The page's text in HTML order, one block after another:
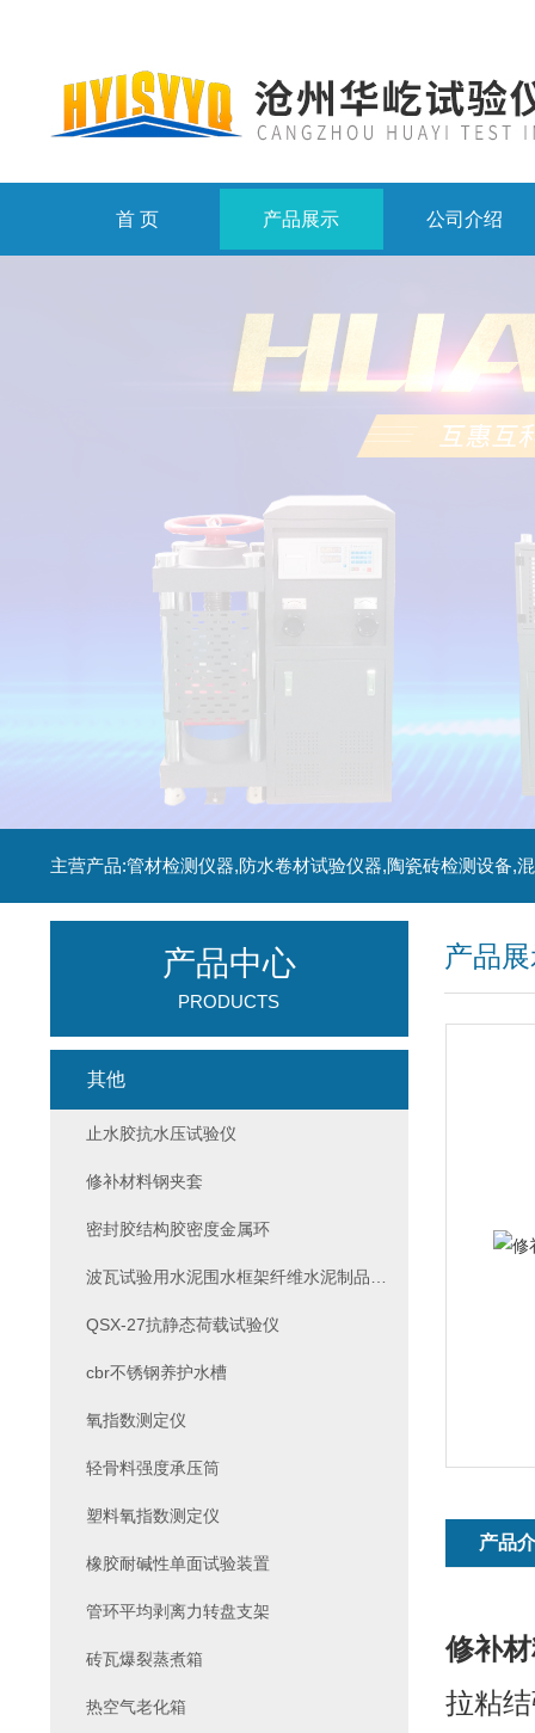
首 页 产品展示 公司介绍
产品
产品
修补
拉粘
产品中心
PRODUCTS
其他
止水胶抗水压试验仪
修补材料钢夹套
密封胶结构胶密度金属环
QSX-27抗静态荷载试验仪
cbr不锈钢养护水槽
氧指数测定仪
轻骨料强度承压筒
塑料氧指数测定仪
橡胶耐碱性单面试验装置
管环平均剥离力转盘支架
砖瓦爆裂蒸煮箱
热空气老化箱